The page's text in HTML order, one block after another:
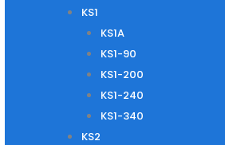
KS1
KS1A
KS1-90
KS1-200
KS1-240
KS1-340
KS2